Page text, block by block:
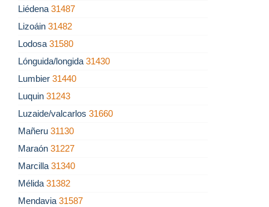
Liédena 31487
Lizoáin 31482
Lodosa 31580
Lónguida/longida 31430
Lumbier 31440
Luquin 31243
Luzaide/valcarlos 31660
Mañeru 31130
Maraón 31227
Marcilla 31340
Mélida 31382
Mendavia 31587